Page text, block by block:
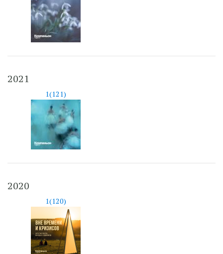
2021
1(121)
2020
1(120)